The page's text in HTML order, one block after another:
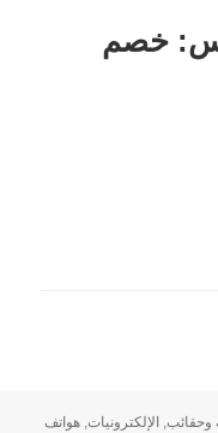
خصم
15%
وحقائب, الإلكترونيات, هواتف